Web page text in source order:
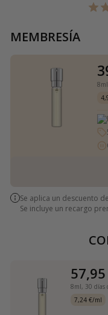
MEMBRESÍA
Se aplica un descuento
Se incluye un recargo
8ml, 30 días
7,24 €/ml